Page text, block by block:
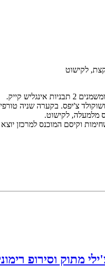
צ'יפס. בקערה שניה
מלמעלה, לקישוט.
מתוק וסירופ